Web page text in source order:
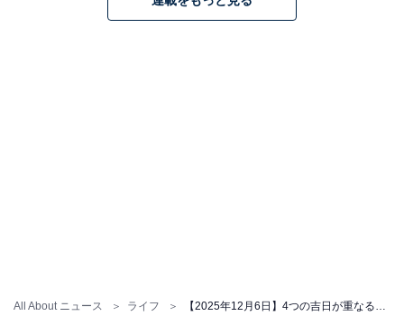
All About ニュース ライフ